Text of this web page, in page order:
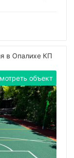
в Опалихе КП
объект